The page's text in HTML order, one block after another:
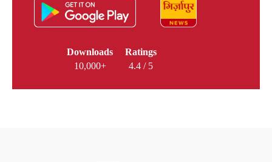
Downloads
10,000+
Ratings
4.4 / 5